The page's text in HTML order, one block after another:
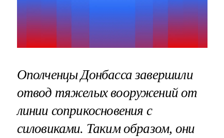
Ополченцы Донбасса завершили
отвод тяжелых вооружений от
линии соприкосновения с
силовиками. Таким образом, они